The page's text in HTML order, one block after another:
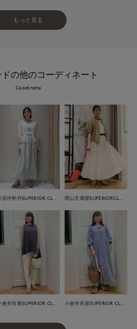
もっと見る
の他のコーディネート
Coodinate